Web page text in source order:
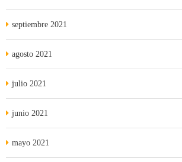
septiembre 2021
agosto 2021
julio 2021
junio 2021
mayo 2021